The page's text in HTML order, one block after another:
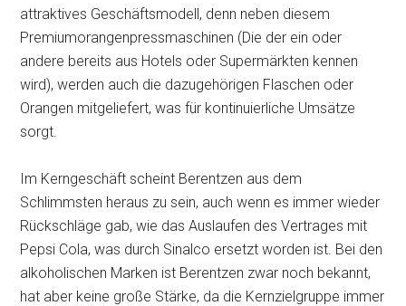
attraktives Geschäftsmodell, denn neben diesem
Premiumorangenpressmaschinen (Die der ein oder
andere bereits aus Hotels oder Supermärkten kennen
wird), werden auch die dazugehörigen Flaschen oder
Orangen mitgeliefert, was für kontinuierliche Umsätze
sorgt.
Im Kerngeschäft scheint Berentzen aus dem
Schlimmsten heraus zu sein, auch wenn es immer wieder
Rückschläge gab, wie das Auslaufen des Vertrages mit
Pepsi Cola, was durch Sinalco ersetzt worden ist. Bei den
alkoholischen Marken ist Berentzen zwar noch bekannt,
hat aber keine große Stärke, da die Kernzielgruppe immer